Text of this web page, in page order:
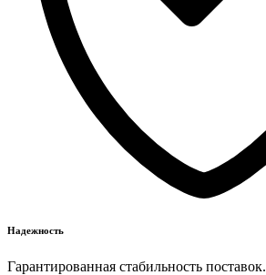
Надежность
Гарантированная стабильность поставок.